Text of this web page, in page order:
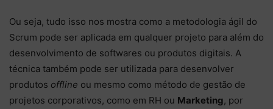
Ou seja, tudo isso nos mostra como a metodologia ágil do
Scrum pode ser aplicada em qualquer projeto para além do
desenvolvimento de softwares ou produtos digitais. A
técnica também pode ser utilizada para desenvolver
produtos offline ou mesmo como método de gestão de
projetos corporativos, como em RH ou Marketing, por